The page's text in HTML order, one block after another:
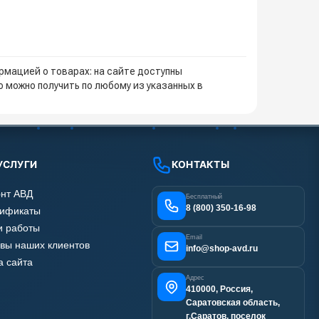
о товарах: на сайте доступны
получить по любому из указанных в
АВД
работы
наших клиентов
сайта
КОНТАКТЫ
Бесплатный
8 (800) 350-16-98
Email
info@shop-avd.ru
Адрес
410000, Россия,
Саратовская область,
г.Саратов, поселок